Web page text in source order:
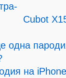
Cubot
на